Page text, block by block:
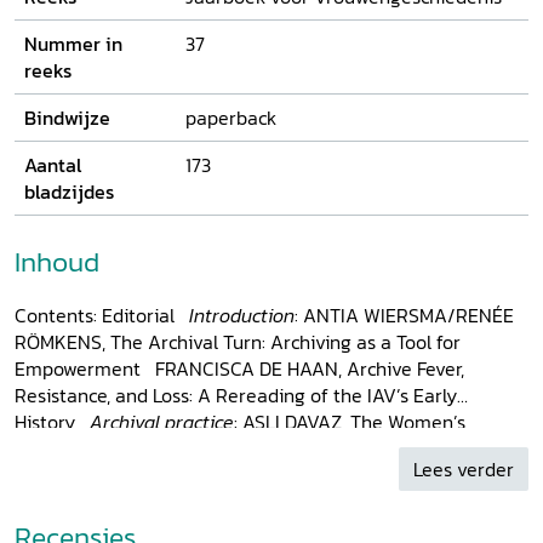
Nummer in
reeks
37
Bindwijze
paperback
Aantal
bladzijdes
173
Inhoud
Contents: Editorial Introduction: ANTIA WIERSMA/RENÉE
RÖMKENS, The Archival Turn: Archiving as a Tool for
Empowerment FRANCISCA DE HAAN, Archive Fever,
Resistance, and Loss: A Rereading of the IAV’s Early
History Archival practice: ASLI DAVAZ, The Women’s
Library and Information Centre Foundation in Istanbul,
Turkey KATE EICHHORN, Past-Futures: The Temporality of
Research Resources at the Frances Willard Memorial
Lees verder